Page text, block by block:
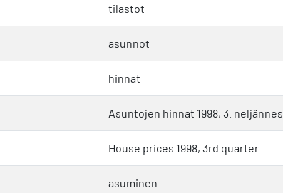
tilastot
asunnot
hinnat
Asuntojen hinnat 1998, 3. neljännes
House prices 1998, 3rd quarter
asuminen